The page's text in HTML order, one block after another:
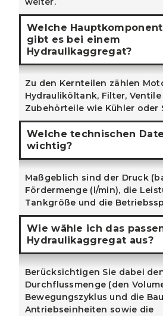
Welche
gibt es bei einem
Hydraulikaggregat?
Zu den Kernteilen zählen
Hydrauliköltank, Filter,
Zubehörteile wie Kühler oder
Welche technischen
wichtig?
Maßgeblich sind der Druck
Fördermenge (l/min), die
Tankgröße und die
Wie wähle ich das
Hydraulikaggregat aus?
Berücksichtigen Sie dabei
Durchflussmenge (den
Bewegungszyklus und die
Antriebseinheiten sowie die